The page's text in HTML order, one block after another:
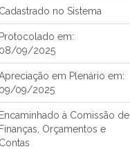
Cadastrado no Sistema
Protocolado em:
08/09/2025
em Plenário em:
09/09/2025
Encaminhado à Comissão de
Finanças, Orçamentos e
Contas